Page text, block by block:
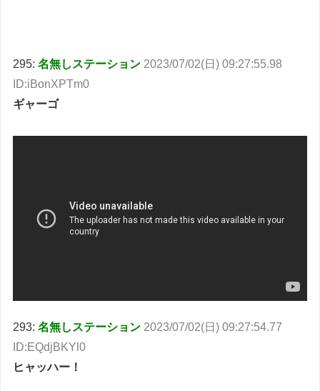
295:名無しステーション 2023/07/02(日) 09:27:55.98
ID:iBonXPTm0
ギャーゴ
293:名無しステーション 2023/07/02(日) 09:27:54.77
ID:EQdjBKYl0
ヒャッハー！